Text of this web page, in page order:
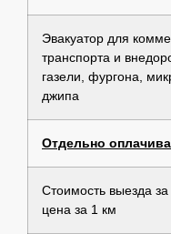
Эвакуатор для
транспорта и
газели, фургона,
джипа
Отдельно
Стоимость выезда
цена за 1 км